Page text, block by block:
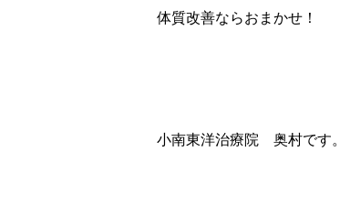
体質改善ならおまかせ！
小南東洋治療院 奥村です。